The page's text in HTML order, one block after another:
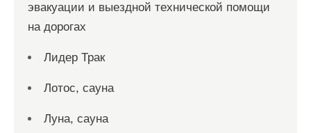
эвакуации и выездной технической помощи
на дорогах
Лидер Трак
Лотос, сауна
Луна, сауна